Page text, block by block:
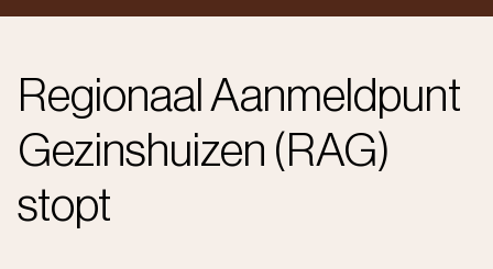
Regionaal Aanmeldpunt
Gezinshuizen (RAG)
stopt